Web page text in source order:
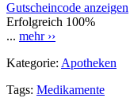
Gutscheincode anzeigen
Erfolgreich 100%
... mehr ››
Kategorie: Apotheken
Tags: Medikamente